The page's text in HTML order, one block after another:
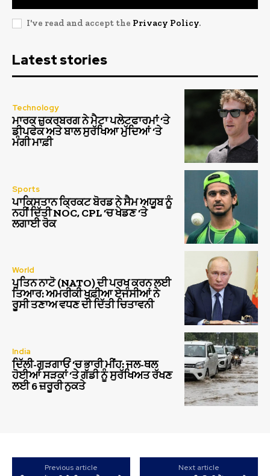
I've read and accept the Privacy Policy.
Latest stories
Technology
ਮਾਰਕ ਜ਼ੁਕਰਬਰਗ ਨੇ ਮੈਟਾ ਪਲੇਟਫਾਰਮਾਂ ‘ਤੇ
ਡੀਪਫੇਕ ਅਤੇ ਬਾਲ ਸੁਰੱਖਿਆ ਮੁੱਦਿਆਂ ‘ਤੇ
ਮੰਗੀ ਮਾਫ਼ੀ
Sports
ਪਾਕਿਸਤਾਨ ਕ੍ਰਿਕਟ ਬੋਰਡ ਨੇ ਸੈਮ ਅਯੂਬ ਨੂੰ
ਨਹੀਂ ਦਿੱਤੀ NOC, CPL ‘ਚ ਖੇਡਣ ‘ਤੇ
ਲਗਾਈ ਰੋਕ
World
ਪੁਤਿਨ ਨਾਟੋ (NATO) ਦੀ ਪਰਖ ਕਰਨ ਲਈ
ਤਿਆਰ: ਅਮਰੀਕੀ ਖੁਫ਼ੀਆ ਏਜੰਸੀਆਂ ਨੇ
ਰੂਸੀ ਤਣਾਅ ਵਧਣ ਦੀ ਦਿੱਤੀ ਚਿਤਾਵਨੀ
India
ਦਿੱਲੀ-ਗੁੜਗਾਓਂ ‘ਚ ਭਾਰੀ ਮੀਂਹ: ਜਲ-ਥਲ
ਹੋਈਆਂ ਸੜਕਾਂ ‘ਤੇ ਗੱਡੀ ਨੂੰ ਸੁਰੱਖਿਅਤ ਰੱਖਣ
ਲਈ 6 ਜ਼ਰੂਰੀ ਨੁਕਤੇ
Previous article Next article